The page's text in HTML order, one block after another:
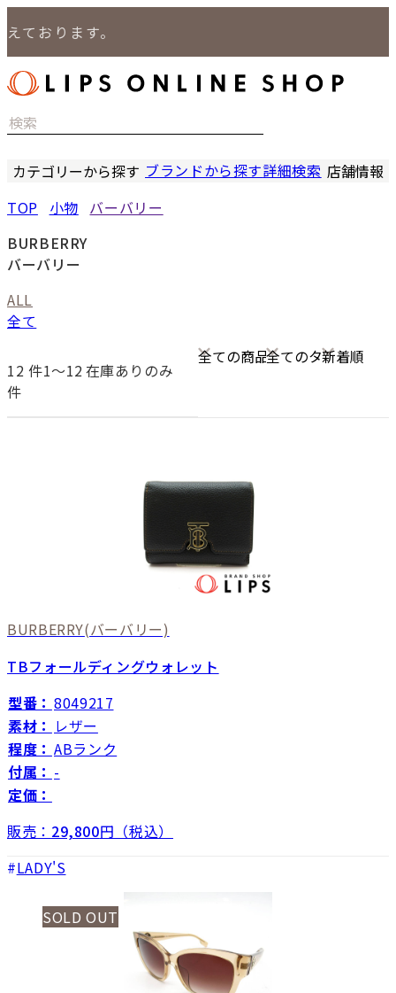
おります。
カテゴリーから探す
バッグ
小物
ジュエリー
セール商品
特集
ブランドから探す詳細検索 店舗情報
TOP 小物 バーバリー
BURBERRY
バーバリー
ALL
全て
12 件1〜12
件
在庫ありのみ
BURBERRY(バーバリー)
TBフォールディングウォレット
型番： 8049217
素材： レザー
程度： ABランク
付属： -
定価：
販売： 29,800円（税込）
LADY'S
SOLD OUT